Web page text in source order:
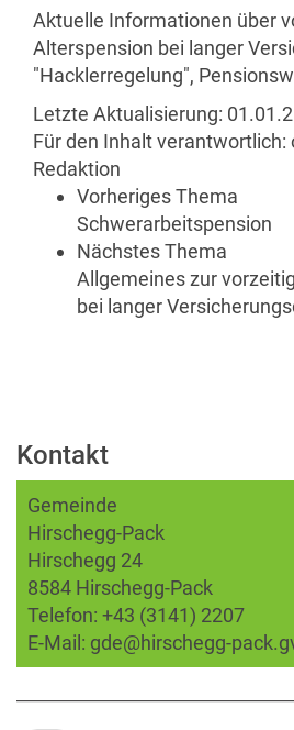
Aktuelle Informationen über
Alterspension bei langer
"Hacklerregelung",
Letzte Aktualisierung:
Für den Inhalt verantwortlich:
Redaktion
Vorheriges Thema
Schwerarbeitspension
Nächstes Thema
Allgemeines zur
bei langer
Kontakt
Gemeinde
Hirschegg-Pack
Hirschegg 24
8584 Hirschegg-Pack
Telefon: +43 (3141) 2207
E-Mail: gde@hirschegg-